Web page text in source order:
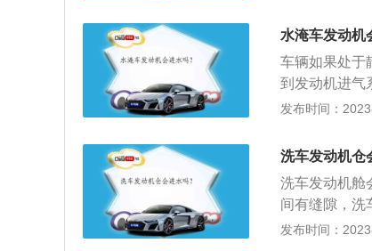
光灯和防雾
当缓踩刹车，
水淹车发动机
车辆如果处于
到发动机进气
稍有不同，一
多相关资料如
口进入到气缸
轴推动连杆向
如果车主在这
发布时间：
洗车发动机仓
洗车发动机舱
间有缝隙，洗
缝隙流进发动
发布时间：